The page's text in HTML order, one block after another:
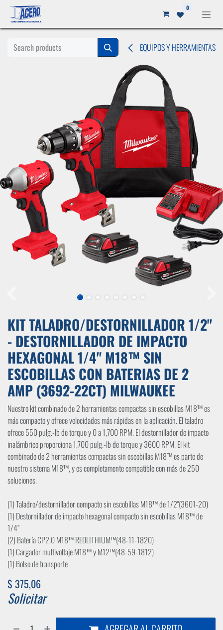
Ir al contenido 0
EQUIPOS Y HERRAMIENTAS
KIT TALADRO/DESTORNILLADOR 1/2"
- DESTORNILLADOR DE IMPACTO
HEXAGONAL 1/4" M18™ SIN
ESCOBILLAS CON BATERIAS DE 2
AMP (3692-22CT) MILWAUKEE
Nuestro kit combinado de 2 herramientas compactas sin escobillas M18™ es
más compacto y ofrece velocidades más rápidas en la aplicación. El taladro
ofrece 550 pulg.-lb de torque y 0 a 1,700 RPM. El destornillador de impacto
inalámbrico proporciona 1,700 pulg.-lb de torque y 3600 RPM. El kit
combinado de 2 herramientas compactas sin escobillas M18™ es parte de
nuestro sistema M18™, y es completamente compatible con más de 250
soluciones.
(1) Taladro/destornillador compacto sin escobillas M18™ de 1/2"(3601-20)
(1) Destornillador de impacto hexagonal compacto sin escobillas M18™ de
1/4”
(2) Batería CP2.0 M18™ REDLITHIUM™(48-11-1820)
(1) Cargador multivoltaje M18™ y M12™(48-59-1812)
(1) Bolso de transporte
$ 375,06
Solicitar